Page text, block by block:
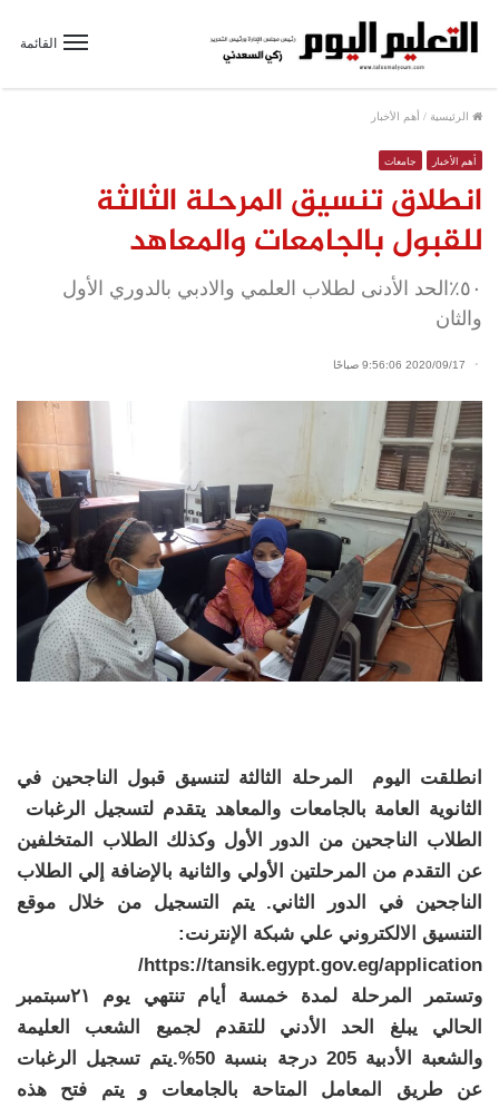
القائمة
الرئيسية / أهم الأخبار
أهم الأخبار جامعات
انطلاق تنسيق المرحلة الثالثة
للقبول بالجامعات والمعاهد
٥٠٪الحد الأدنى لطلاب العلمي والادبي بالدوري الأول
والثان
2020/09/17 9:56:06 صباحًا
انطلقت اليوم المرحلة الثالثة لتنسيق قبول الناجحين في
الثانوية العامة بالجامعات والمعاهد يتقدم لتسجيل الرغبات
الطلاب الناجحين من الدور الأول وكذلك الطلاب المتخلفين
عن التقدم من المرحلتين الأولي والثانية بالإضافة إلي الطلاب
الناجحين في الدور الثاني. يتم التسجيل من خلال موقع
التنسيق الالكتروني علي شبكة الإنترنت:
https://tansik.egypt.gov.eg/application/
وتستمر المرحلة لمدة خمسة أيام تنتهي يوم ٢١سبتمبر
الحالي يبلغ الحد الأدني للتقدم لجميع الشعب العليمة
والشعبة الأدبية 205 درجة بنسبة 50%.يتم تسجيل الرغبات
عن طريق المعامل المتاحة بالجامعات و يتم فتح هذه